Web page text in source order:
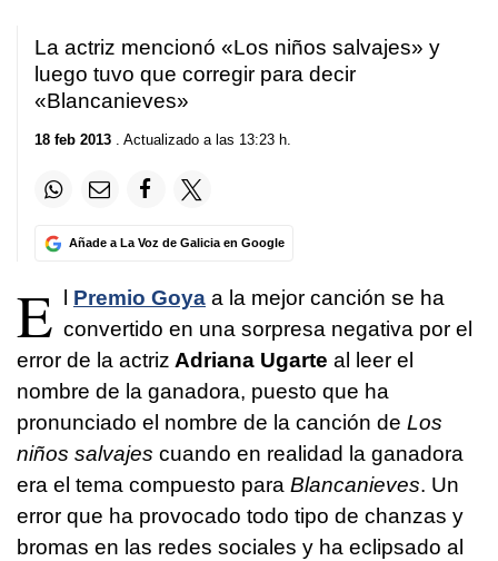
La actriz mencionó «Los niños salvajes» y
luego tuvo que corregir para decir
«Blancanieves»
18 feb 2013 . Actualizado a las 13:23 h.
Añade a La Voz de Galicia en Google
E Premio Goya a la mejor canción se ha
convertido en una sorpresa negativa por el
error de la actriz Adriana Ugarte al leer el
nombre de la ganadora, puesto que ha
pronunciado el nombre de la canción de Los
niños salvajes cuando en realidad la ganadora
era el tema compuesto para Blancanieves. Un
error que ha provocado todo tipo de chanzas y
bromas en las redes sociales y ha eclipsado al